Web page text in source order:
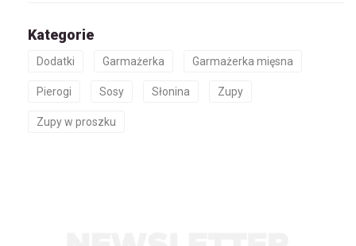
Kategorie
Dodatki Garmażerka Garmażerka mięsna
Pierogi Sosy Słonina Zupy
Zupy w proszku